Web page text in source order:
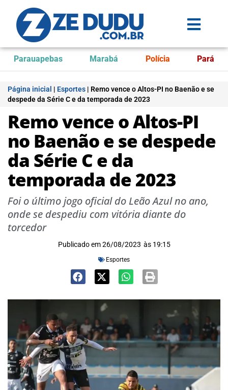
Parauapebas Marabá Polícia Pará
Página inicial | Esportes | Remo vence o Altos-PI no Baenão e se
despede da Série C e da temporada de 2023
Remo vence o Altos-PI
no Baenão e se despede
da Série C e da
temporada de 2023
Foi o último jogo oficial do Leão Azul no ano,
onde se despediu com vitória diante do
torcedor
Publicado em 26/08/2023 às 19:15
Esportes